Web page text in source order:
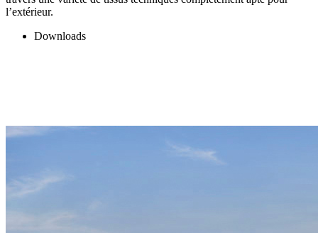
l’extérieur.
Downloads